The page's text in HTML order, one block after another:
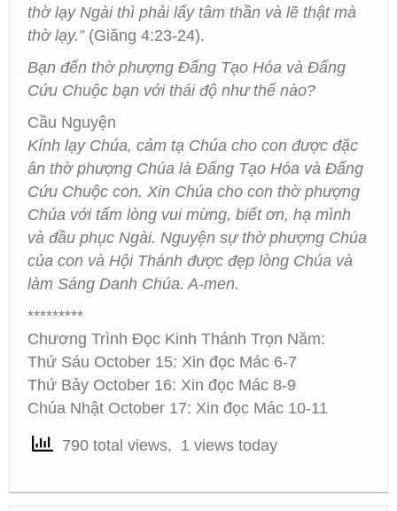
thờ lạy Ngài thì phải lấy tâm thần và lẽ thật mà
thờ lạy.”(Giăng 4:23-24).
Bạn đến thờ phượng Đấng Tạo Hóa và Đấng
Cứu Chuộc bạn với thái độ như thế nào?
Cầu Nguyện
Kính lạy Chúa, cảm tạ Chúa cho con được đặc
ân thờ phượng Chúa là Đấng Tạo Hóa và Đấng
Cứu Chuộc con. Xin Chúa cho con thờ phượng
Chúa với tấm lòng vui mừng, biết ơn, hạ mình
và đầu phục Ngài. Nguyện sự thờ phượng Chúa
của con và Hội Thánh được đẹp lòng Chúa và
làm Sáng Danh Chúa. A-men.
*********
Chương Trình Đọc Kinh Thánh Trọn Năm:
Thứ Sáu October 15: Xin đọc Mác 6-7
Thứ Bảy October 16: Xin đọc Mác 8-9
Chúa Nhật October 17: Xin đọc Mác 10-11
790 total views, 1 views today